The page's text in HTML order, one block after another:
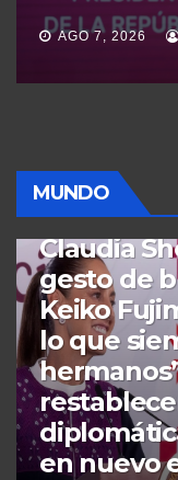
JUN 13, 2026
MUNDO
ECONOMÍA MUNDO
“APEC
del
de estas
guía que
equilibrio,
comercio
de Asia-